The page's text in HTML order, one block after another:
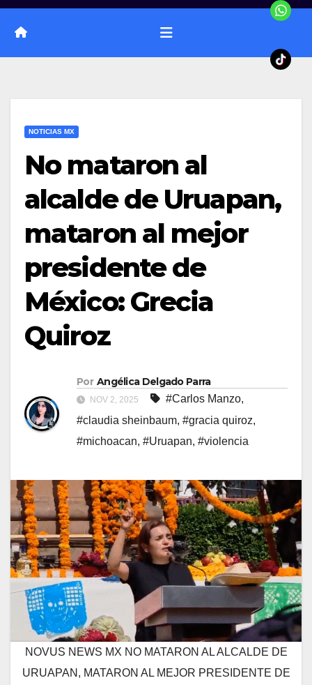
NOTICIAS MX
No mataron al
alcalde de Uruapan,
mataron al mejor
presidente de
México: Grecia
Quiroz
Por Angélica Delgado Parra
NOV 2, 2025 #Carlos Manzo,
#claudia sheinbaum, #gracia quiroz,
#michoacan, #Uruapan, #violencia
NOVUS NEWS MX NO MATARON AL ALCALDE DE
URUAPAN, MATARON AL MEJOR PRESIDENTE DE